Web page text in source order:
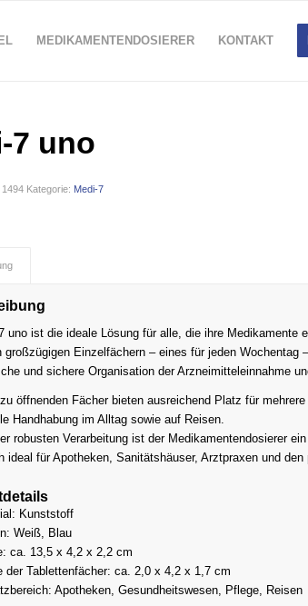
MEDIKAMENTENDOSIERER KONTAKT
7 uno
1494 Kategorie: Medi-7
uno ist die ideale Lösung für alle, die ihre Medikamente
großzügigen Einzelfächern – eines für jeden Wochentag
und sichere Organisation der Arzneimitteleinnahme
öffnenden Fächer bieten ausreichend Platz für
Handhabung im Alltag sowie auf Reisen.
robusten Verarbeitung ist der Medikamentendosierer
ideal für Apotheken, Sanitätshäuser, Arztpraxen und
Kunststoff
Weiß, Blau
ca. 13,5 x 4,2 x 2,2 cm
der Tablettenfächer: ca. 2,0 x 4,2 x 1,7 cm
Apotheken, Gesundheitswesen, Pflege, Reisen